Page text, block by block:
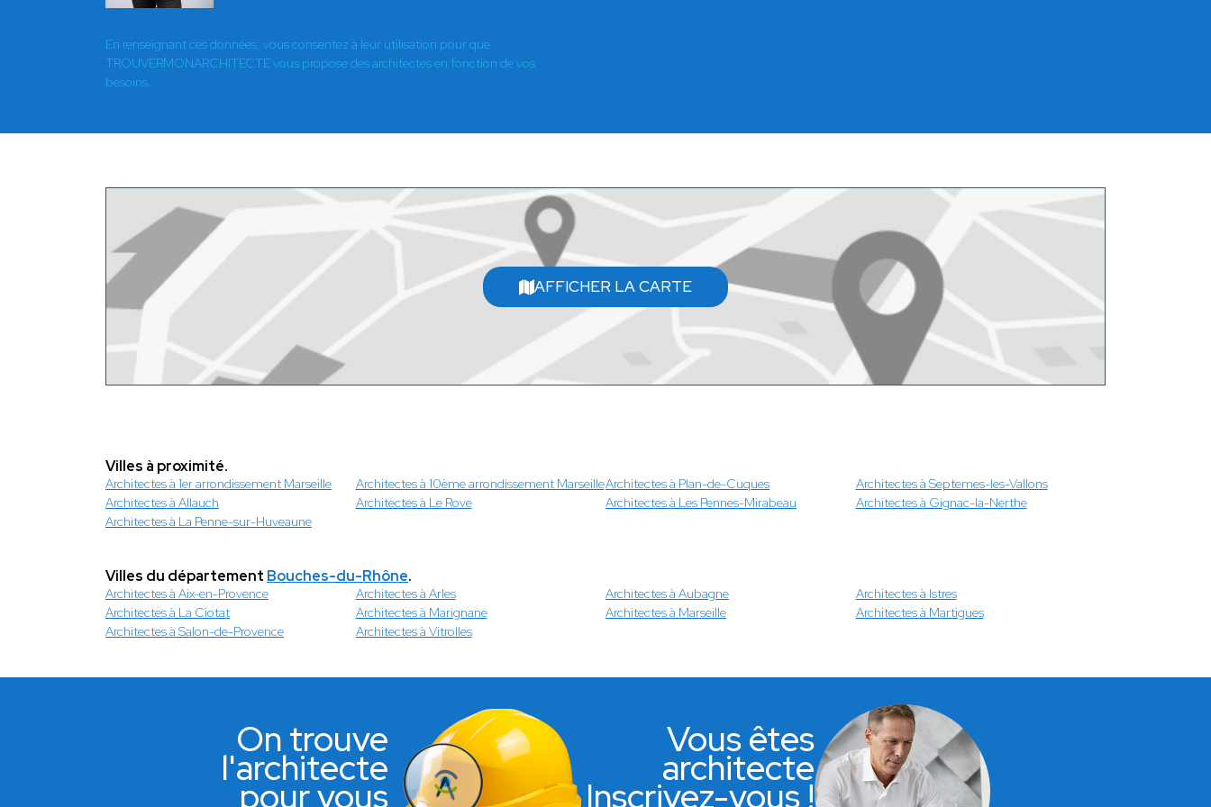
En renseignant ces données, vous consentez à leur utilisation pour que
TROUVERMONARCHITECTE vous propose des architectes en fonction de vos
besoins.
AFFICHER LA CARTE
Villes à proximité.
Architectes à 1er arrondissement Marseille Architectes à 10ème arrondissement MarseilleArchitectes à Plan-de-Cuques
Architectes à Septemes-les-Vallons
Architectes à Allauch
Architectes à Le Rove Architectes à Les Pennes-Mirabeau
Architectes à Gignac-la-Nerthe
Architectes à La Penne-sur-Huveaune
Villes du département Bouches-du-Rhône.
Architectes à Aix-en-Provence Architectes à Arles Architectes à Aubagne
Architectes à Istres
Architectes à La Ciotat
Architectes à Marignane Architectes à Marseille
Architectes à Martigues
Architectes à Salon-de-Provence
Architectes à Vitrolles
On trouve
l'architecte
pour vous
Vous êtes
architecte
Inscrivez-vous !